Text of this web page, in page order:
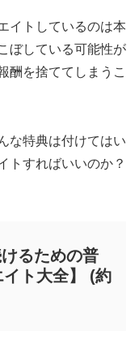
イトしているのは本
ぼしている可能性が
酬を捨ててしまうこ
な特典は付けてはい
トすればいいのか？
るための普
ト大全】 (約